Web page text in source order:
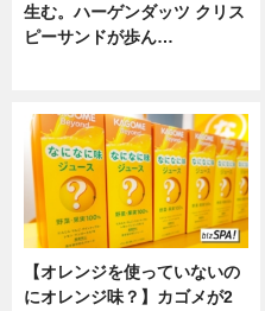
生む。ハーゲンダッツ クリス
ピーサンドが歩ん…
【オレンジを使っていないの
にオレンジ味？】カゴメが2